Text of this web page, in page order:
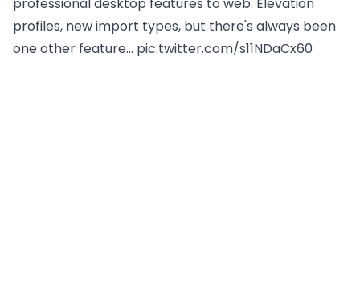
professional desktop features to web. Elevation
profiles, new import types, but there's always been
one other feature… pic.twitter.com/s11NDaCx60